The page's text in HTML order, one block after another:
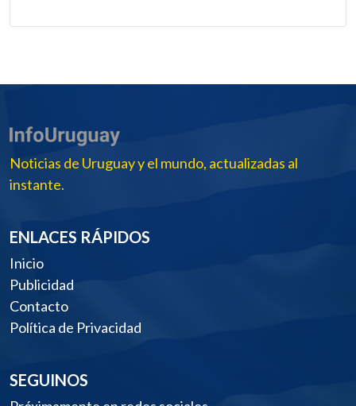
Noticias de Uruguay y el mundo, actualizadas al
instante.
ENLACES RÁPIDOS
Inicio
Publicidad
Contacto
Política de Privacidad
SEGUINOS